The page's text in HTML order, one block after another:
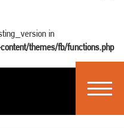
in
themes/fb/functions.php
Toggle